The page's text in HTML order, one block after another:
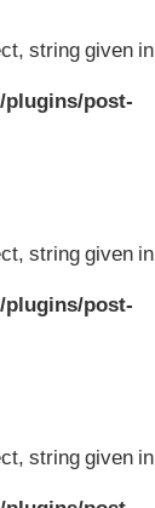
string given in
plugins/post-
string given in
plugins/post-
string given in